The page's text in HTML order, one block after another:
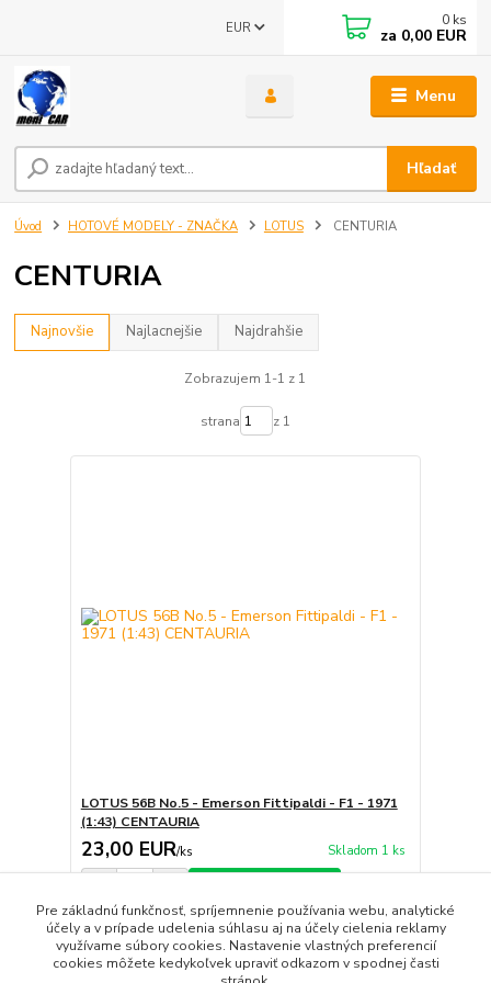
Menu
EUR
Hľadať
0 ks
za 0,00 EUR
Úvod HOTOVÉ MODELY - ZNAČKA LOTUS CENTURIA
CENTURIA
Najnovšie Najlacnejšie Najdrahšie
Zobrazujem 1-1 z 1
strana z 1
LOTUS 56B No.5 - Emerson Fittipaldi - F1 - 1971
(1:43) CENTAURIA
23,00 EUR/ks Skladom 1 ks
strana z 1
Pre základnú funkčnosť, spríjemnenie používania webu, analytické
účely a v prípade udelenia súhlasu aj na účely cielenia reklamy
využívame súbory cookies. Nastavenie vlastných preferencií
cookies môžete kedykoľvek upraviť odkazom v spodnej časti